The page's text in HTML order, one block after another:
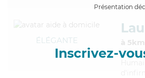
Présentation
Inscrivez-
ÉLÉGANTE à